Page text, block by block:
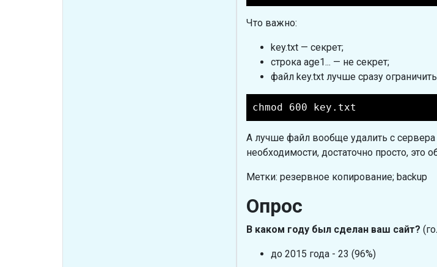
Что важно:
key.txt — секрет;
строка age1... — не секрет;
файл key.txt лучше сразу
chmod 600 key.txt
А лучше файл вообще удалить с сервера
необходимости, достаточно просто, это
Метки: резервное копирование; backup
Опрос
В каком году был сделан ваш сайт?
до 2015 года - 23 (96%)